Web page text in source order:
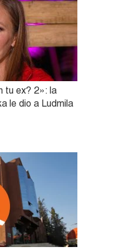
tu ex? 2»: la
le dio a Ludmila